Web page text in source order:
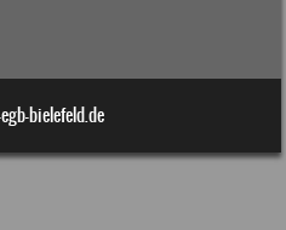
bielefeld.de